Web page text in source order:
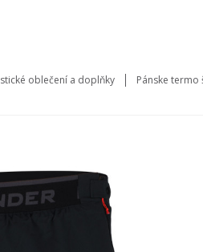
oblečení a doplňky Pánske